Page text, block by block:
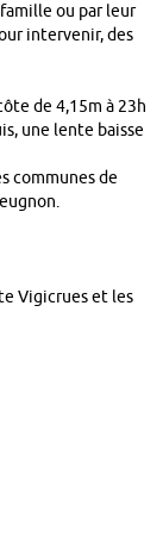
ou par leur
intervenir, des
de 4,15m à 23h
une lente baisse
communes de
Vigicrues et les